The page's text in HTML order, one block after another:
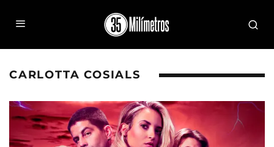
CARLOTTA COSIALS